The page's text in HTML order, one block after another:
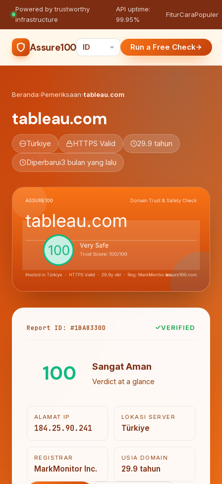
Powered by trustworthy
infrastructure
·
API uptime:
99.95%
FiturCaraPopuler
Assure100 Run a Free Check
Beranda›Pemeriksaan›tableau.com
tableau.com
Türkiye HTTPS Valid 29.9 tahun
Diperbarui3 bulan yang lalu
Report ID: #1BA8330D VERIFIED
100 Sangat Aman
Verdict at a glance
ALAMAT IP
184.25.90.241
LOKASI SERVER
Türkiye
REGISTRAR
MarkMonitor Inc.
USIA DOMAIN
29.9 tahun